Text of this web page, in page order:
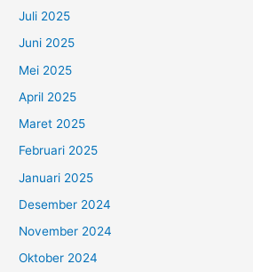
Juli 2025
Juni 2025
Mei 2025
April 2025
Maret 2025
Februari 2025
Januari 2025
Desember 2024
November 2024
Oktober 2024